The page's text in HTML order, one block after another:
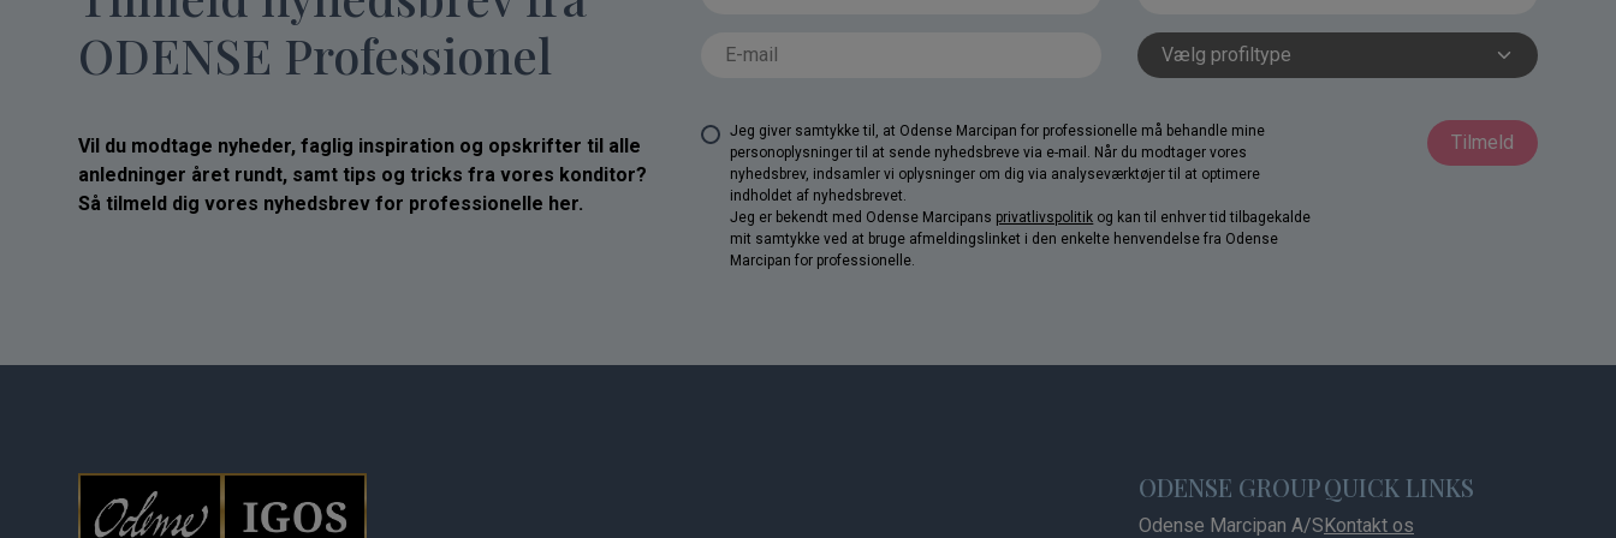
ODENSE Professionel
Vil du modtage nyheder, faglig inspiration og opskrifter til alle
anledninger året rundt, samt tips og tricks fra vores konditor?
Så tilmeld dig vores nyhedsbrev for professionelle her.
Jeg giver samtykke til, at Odense Marcipan for professionelle må behandle mine
personoplysninger til at sende nyhedsbreve via e-mail. Når du modtager vores
nyhedsbrev, indsamler vi oplysninger om dig via analyseværktøjer til at optimere
indholdet af nyhedsbrevet.
Jeg er bekendt med Odense Marcipans privatlivspolitik og kan til enhver tid tilbagekalde
mit samtykke ved at bruge afmeldingslinket i den enkelte henvendelse fra Odense
Marcipan for professionelle.
Tilmeld
ODENSE GROUP
Odense Marcipan A/S
QUICK LINKS
Kontakt os